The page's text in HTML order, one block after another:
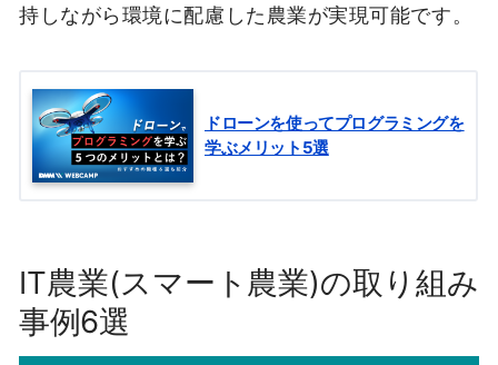
持しながら環境に配慮した農業が実現可能です。
ドローンを使ってプログラミングを
学ぶメリット5選
IT農業(スマート農業)の取り組み
事例6選